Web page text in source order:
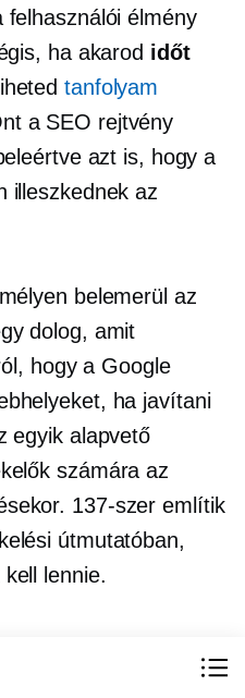
élmény
ha akarod időt
tanfolyam
a SEO rejtvény
azt is, hogy a
illeszkednek az
belemerül az
dolog, amit
hogy a Google
ha javítani
egyik alapvető
számára az
137-szer említik
útmutatóban,
lennie.